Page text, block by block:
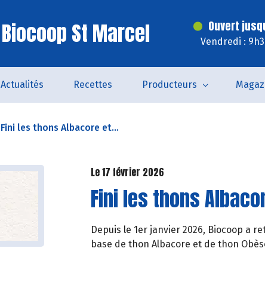
Biocoop St Marcel Ouvert
Vendredi :
Actualités Recettes Producteurs
Fini les thons Albacore et...
Le 17 février 2026
Fini les thons
Depuis le 1er janvier 2026, Biocoop a
base de thon Albacore et de thon